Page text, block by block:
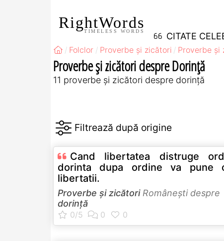
RightWords
TIMELESS WORDS CITATE
Folclor Proverbe și zicători Proverbe și
Proverbe și zicători despre Dorință
11 proverbe și zicători despre dorință
Cand libertatea distruge
dorinta dupa ordine va pune
libertatii.
Proverbe și zicătoriRomâneşti despre
dorință